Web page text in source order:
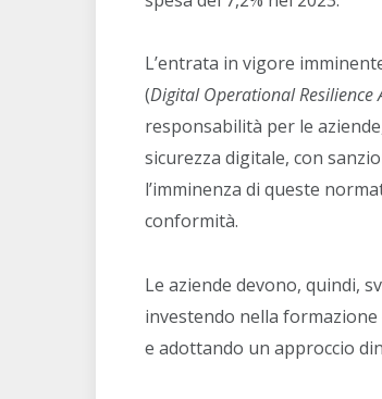
L’entrata in vigore
(Digital Operational Resilience
responsabilità per le
sicurezza digitale, con
l’imminenza di queste
conformità.
Le aziende devono, quindi,
investendo nella
e adottando un approccio